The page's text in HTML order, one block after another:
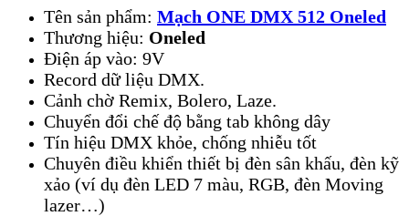
Tên sản phẩm: Mạch ONE DMX 512 Oneled
Thương hiệu: Oneled
Điện áp vào: 9V
Record dữ liệu DMX.
Cảnh chờ Remix, Bolero, Laze.
Chuyển đổi chế độ bằng tab không dây
Tín hiệu DMX khỏe, chống nhiễu tốt
Chuyên điều khiển thiết bị đèn sân khấu, đèn kỹ
xảo (ví dụ đèn LED 7 màu, RGB, đèn Moving
lazer…)